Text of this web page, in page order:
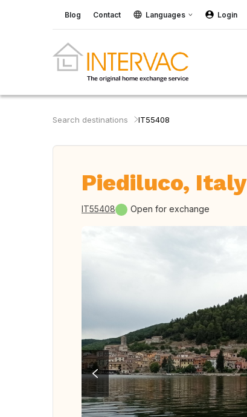
Blog Contact Languages Login
Search destinations IT55408
Piediluco, Italy
IT55408 Open for exchange